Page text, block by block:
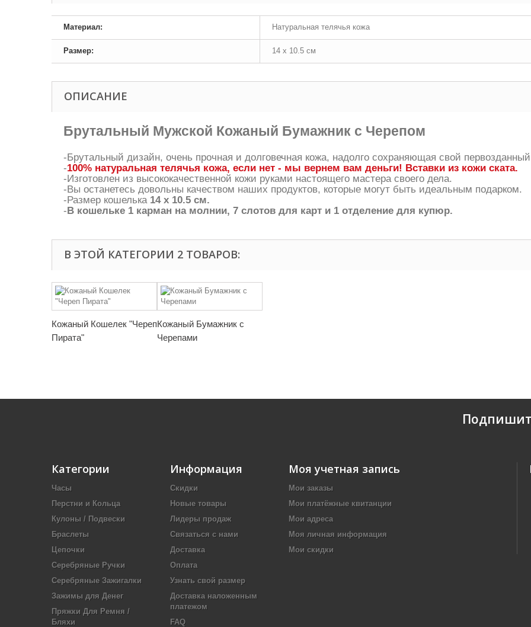
Материал: Натуральная телячья кожа
Размер: 14 х 10.5 см
ОПИСАНИЕ
Брутальный Мужской Кожаный Бумажник с Черепом
-Брутальный дизайн, очень прочная и долговечная кожа, надолго сохраняющая свой
-100% натуральная телячья кожа, если нет - мы вернем вам деньги! Вставки из кожи ската.
-Изготовлен из высококачественной кожи руками настоящего мастера своего дела.
-Вы останетесь довольны качеством наших продуктов, которые могут быть идеальным подарком.
-Размер кошелька 14 х 10.5 см.
-В кошельке 1 карман на молнии, 7 слотов для карт и 1 отделение для купюр.
В ЭТОЙ КАТЕГОРИИ 2 ТОВАРОВ:
Кожаный Кошелек "Череп
Пирата"
Кожаный Бумажник с
Черепами
Категории
Часы
Перстни и Кольца
Кулоны / Подвески
Браслеты
Цепочки
Серебряные Ручки
Серебряные Зажигалки
Зажимы для Денег
Пряжки Для Ремня /
Бляхи
Информация
Скидки
Новые товары
Лидеры продаж
Связаться с нами
Доставка
Оплата
Узнать свой размер
Доставка наложенным
платежом
FAQ
Моя учетная запись
Мои заказы
Мои платёжные квитанции
Мои адреса
Моя личная информация
Мои скидки